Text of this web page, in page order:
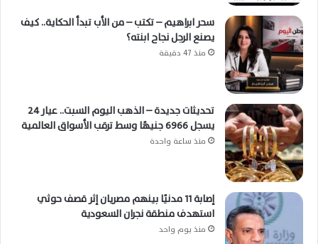
سحر ابراهيم – تكتب – من الأب تبدأ الحكاية.. كيف
يصنع الرجل نجاح ابنته؟
منذ 47 دقيقة
تحديثات جديدة – الذهب اليوم السبت.. عيار 24
يسجل 6966 جنيهًا وسط ترقب الأسواق العالمية
منذ ساعة واحدة
إصابة 11 مدنيًا بينهم مصريان إثر قصف حوثي
استهدف منطقة نجران السعودية
منذ يوم واحد